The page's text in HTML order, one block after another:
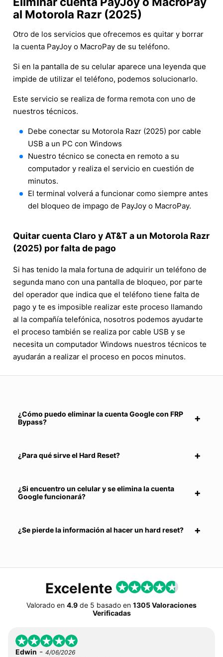
al Motorola Razr (2025)
Otro de los servicios que ofrecemos es quitar y borrar
la cuenta PayJoy o MacroPay de su teléfono.
Si en la pantalla de su celular aparece una leyenda que
impide de utilizar el teléfono, podemos solucionarlo.
Este servicio se realiza de forma remota con uno de
nuestros técnicos.
Debe conectar su Motorola Razr (2025) por cable
USB a un PC con Windows
Nuestro técnico se conecta en remoto a su
computador y realiza el servicio en cuestión de
minutos.
El terminal volverá a funcionar como siempre antes
del bloqueo de impago de PayJoy o MacroPay.
Quitar cuenta Claro y AT&T a un Motorola Razr
(2025) por falta de pago
Si has tenido la mala fortuna de adquirir un teléfono de
segunda mano con una pantalla de bloqueo, por parte
del operador que indica que el teléfono tiene falta de
pago y te es imposible realizar este proceso llamando
al la compañía telefónica, nosotros podemos ayudarte
el proceso también se realiza por cable USB y se
necesita un computador Windows nuestros técnicos te
ayudarán a realizar el proceso en pocos minutos.
¿Cómo puedo eliminar la cuenta Google con FRP
Bypass?
¿Para qué sirve el Hard Reset?
¿Si encuentro un celular y se elimina la cuenta
Google funcionará?
¿Se pierde la información al hacer un hard reset?
Excelente
Valorado en 4.9 de 5 basado en 1305 Valoraciones
Verificadas
Edwin - 4/06/2026